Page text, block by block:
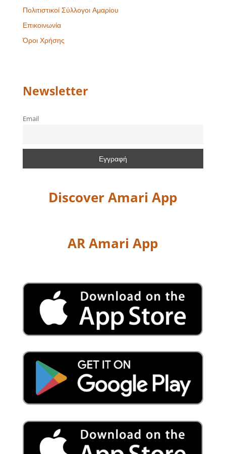
Πολιτιστικοί Σύλλογοι Αμαρίου
Επικοινωνία
Όροι Χρήσης
Newsletter
Email
Discover Amari App
AR Amari App